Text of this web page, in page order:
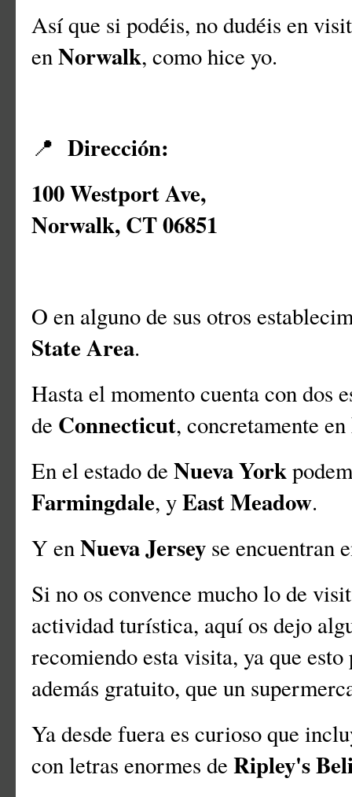
Así que si podéis, no dudéis en
enNorwalk, como hice yo.
📍 Dirección:
100 Westport Ave,
Norwalk, CT 06851
O en alguno de sus otros
State Area.
Hasta el momento cuenta con dos
de Connecticut, concretamente en
En el estado de Nueva York
Farmingdale, yEast Meadow.
Y enNueva Jersey se encuentran
Si no os convence mucho lo de
actividad turística, aquí os dejo
recomiendo esta visita, ya que
además gratuito, que un
Ya desde fuera es curioso que
con letras enormes de Ripley's